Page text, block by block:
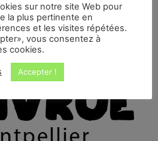
sur notre site Web pour
la plus pertinente en
et les visites répétées.
vous consentez à
cookies.
Accepter !